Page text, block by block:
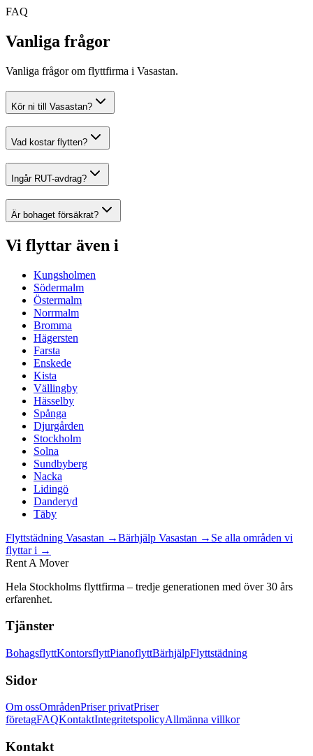
FAQ
Vanliga frågor
Vanliga frågor om flyttfirma i Vasastan.
Kör ni till Vasastan?
Vad kostar flytten?
Ingår RUT-avdrag?
Är bohaget försäkrat?
Vi flyttar även i
Kungsholmen
Södermalm
Östermalm
Norrmalm
Bromma
Hägersten
Farsta
Enskede
Kista
Vällingby
Hässelby
Spånga
Djurgården
Stockholm
Solna
Sundbyberg
Nacka
Lidingö
Danderyd
Täby
Flyttstädning Vasastan →Bärhjälp Vasastan → Se alla områden vi
flyttar i →
Rent A Mover
Hela Stockholms flyttfirma – tredje generationen med över 30 års
erfarenhet.
Tjänster
BohagsflyttKontorsflyttPianoflyttBärhjälpFlyttstädning
Sidor
Om ossOmrådenPriser privatPriser
företagFAQKontaktIntegritetspolicyAllmänna villkor
Kontakt